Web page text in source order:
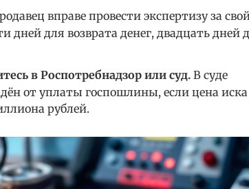
вправе провести экспертизу за
дней для возврата денег, двадцать дней
в Роспотребнадзор или суд. В суде
от уплаты госпошлины, если цена
рублей.